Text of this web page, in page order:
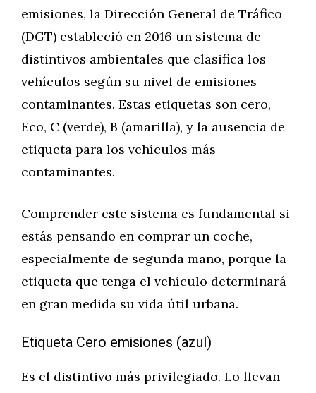
emisiones, la Dirección General de Tráfico
(DGT) estableció en 2016 un sistema de
distintivos ambientales que clasifica los
vehículos según su nivel de emisiones
contaminantes. Estas etiquetas son cero,
Eco, C (verde), B (amarilla), y la ausencia de
etiqueta para los vehículos más
contaminantes.
Comprender este sistema es fundamental si
estás pensando en comprar un coche,
especialmente de segunda mano, porque la
etiqueta que tenga el vehículo determinará
en gran medida su vida útil urbana.
Etiqueta Cero emisiones (azul)
Es el distintivo más privilegiado. Lo llevan